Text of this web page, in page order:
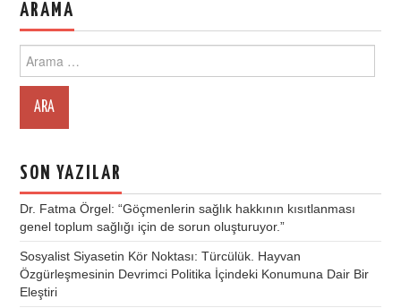
ARAMA
Search
for:
SON YAZILAR
Dr. Fatma Örgel: “Göçmenlerin sağlık hakkının kısıtlanması
genel toplum sağlığı için de sorun oluşturuyor.”
Sosyalist Siyasetin Kör Noktası: Türcülük. Hayvan
Özgürleşmesinin Devrimci Politika İçindeki Konumuna Dair Bir
Eleştiri